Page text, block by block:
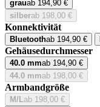
grauab 194,90 €
silberab 198,00 €
Konnektivität
Bluetoothab 194,90 €
Gehäusedurchmesser
40.0 mmab 194,90 €
44.0 mmab 198,00 €
Armbandgröße
M/Lab 198,00 €